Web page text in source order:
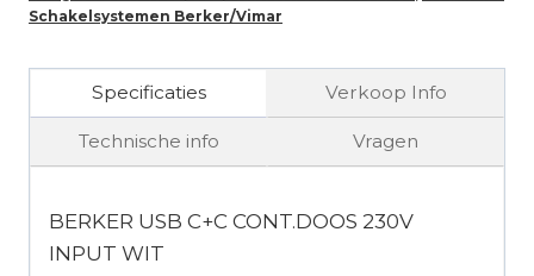
Schakelsystemen Berker/Vimar
Specificaties Verkoop Info
Technische info Vragen
BERKER USB C+C CONT.DOOS 230V
INPUT WIT